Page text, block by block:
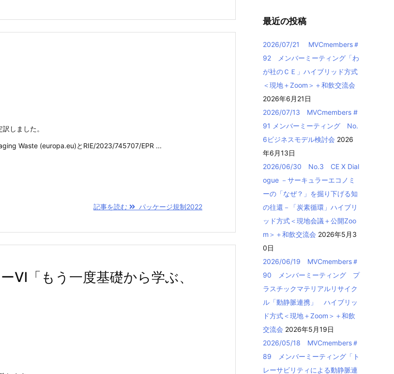
しました。
Waste (europa.eu)とRIE/2023/745707/EPR ...
記事を読む パッケージ規制2022
「もう一度基礎から学ぶ、
最近の投稿
2026/07/21 MVCmembers＃
92 メンバーミーティング「わ
が社のＣＥ」ハイブリッド方式
＜現地＋Zoom＞＋和飲交流会
2026年6月21日
2026/07/13 MVCmembers #
91 メンバーミーティング No.
6ビジネスモデル検討会 2026
年6月13日
2026/06/30 No.3 CE X Dial
ogue －サーキュラーエコノミ
ーの「なぜ？」を掘り下げる知
の往還－「炭素循環」ハイブリ
ッド方式＜現地会議＋公開Zoo
m＞＋和飲交流会 2026年5月3
0日
2026/06/19 MVCmembers＃
90 メンバーミーティング プ
ラスチックマテリアルリサイク
ル「動静脈連携」 ハイブリッ
ド方式＜現地＋Zoom＞＋和飲
交流会 2026年5月19日
2026/05/18 MVCmembers＃
89 メンバーミーティング「ト
レーサビリティによる動静脈連